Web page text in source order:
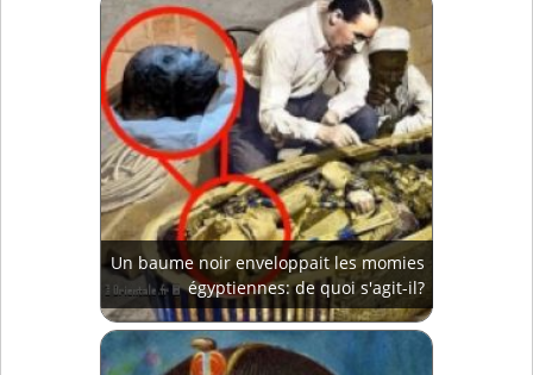
Un baume noir enveloppait les momies
égyptiennes: de quoi s'agit-il?